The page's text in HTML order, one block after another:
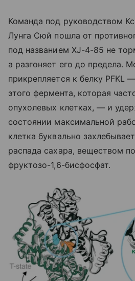
Команда под руководством
Лунга Сюй пошла от
под названием XJ-4-85 не
а разгоняет его до предела.
прикрепляется к белку PFKL
этого фермента, которая
опухолевых клетках, — и
состоянии максимальной
клетка буквально
распада сахара, веществом
фруктозо-1,6-бисфосфат.